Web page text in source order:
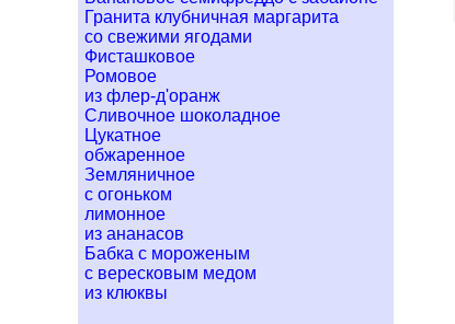
Гранита клубничная маргарита
со свежими ягодами
Фисташковое
Ромовое
из флер-д'оранж
Сливочное шоколадное
Цукатное
обжаренное
Земляничное
с огоньком
лимонное
из ананасов
Бабка с мороженым
с вересковым медом
из клюквы